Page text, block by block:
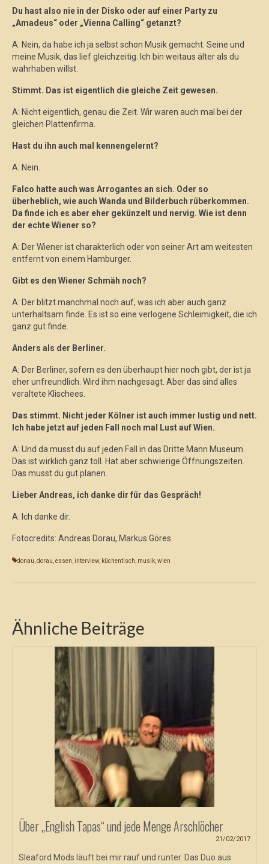
Du hast also nie in der Disko oder auf einer Party zu
„Amadeus“ oder „Vienna Calling“ getanzt?
A: Nein, da habe ich ja selbst schon Musik gemacht. Seine und
meine Musik, das lief gleichzeitig. Ich bin weitaus älter als du
wahrhaben willst.
Stimmt. Das ist eigentlich die gleiche Zeit gewesen.
A: Nicht eigentlich, genau die Zeit. Wir waren auch mal bei der
gleichen Plattenfirma.
Hast du ihn auch mal kennengelernt?
A: Nein.
Falco hatte auch was Arrogantes an sich. Oder so
überheblich, wie auch Wanda und Bilderbuch rüberkommen.
Da finde ich es aber eher gekünzelt und nervig. Wie ist denn
der echte Wiener so?
A: Der Wiener ist charakterlich oder von seiner Art am weitesten
entfernt von einem Hamburger.
Gibt es den Wiener Schmäh noch?
A: Der blitzt manchmal noch auf, was ich aber auch ganz
unterhaltsam finde. Es ist so eine verlogene Schleimigkeit, die ich
ganz gut finde.
Anders als der Berliner.
A: Der Berliner, sofern es den überhaupt hier noch gibt, der ist ja
eher unfreundlich. Wird ihm nachgesagt. Aber das sind alles
veraltete Klischees.
Das stimmt. Nicht jeder Kölner ist auch immer lustig und nett.
Ich habe jetzt auf jeden Fall noch mal Lust auf Wien.
A: Und da musst du auf jeden Fall in das Dritte Mann Museum.
Das ist wirklich ganz toll. Hat aber schwierige Öffnungszeiten.
Das musst du gut planen.
Lieber Andreas, ich danke dir für das Gespräch!
A: Ich danke dir.
Fotocredits: Andreas Dorau, Markus Göres
donau,dorau,essen, interview, küchentisch, musik,wien
Ähnliche Beiträge
Über „English Tapas“ und jede Menge Arschlöcher
21/02/2017
Sleaford Mods läuft bei mir rauf und runter. Das Duo aus